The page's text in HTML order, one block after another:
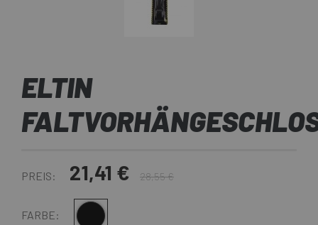
ELTIN
PREIS: 21,41 € 28,55 €
FARBE: Multi